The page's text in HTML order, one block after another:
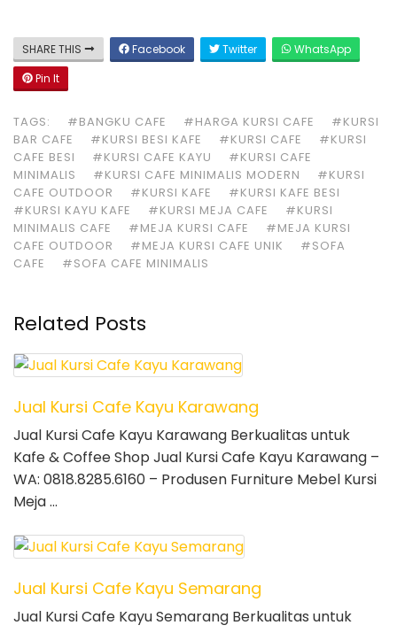
SHARE THIS Facebook Twitter
WhatsApp
Pin It
TAGS: #BANGKU CAFE #HARGA KURSI CAFE
#KURSI
BAR CAFE
#KURSI BESI KAFE #KURSI CAFE
#KURSI
CAFE BESI
#KURSI CAFE KAYU
#KURSI CAFE
MINIMALIS
#KURSI CAFE MINIMALIS MODERN
#KURSI
CAFE OUTDOOR
#KURSI KAFE
#KURSI KAFE BESI
#KURSI KAYU KAFE
#KURSI MEJA CAFE
#KURSI
MINIMALIS CAFE
#MEJA KURSI CAFE
#MEJA KURSI
CAFE OUTDOOR
#MEJA KURSI CAFE UNIK
#SOFA
CAFE
#SOFA CAFE MINIMALIS
Related Posts
Jual Kursi Cafe Kayu Karawang
Jual Kursi Cafe Kayu Karawang Berkualitas untuk
Kafe & Coffee Shop Jual Kursi Cafe Kayu Karawang –
WA: 0818.8285.6160 – Produsen Furniture Mebel Kursi
Meja …
Jual Kursi Cafe Kayu Semarang
Jual Kursi Cafe Kayu Semarang Berkualitas untuk